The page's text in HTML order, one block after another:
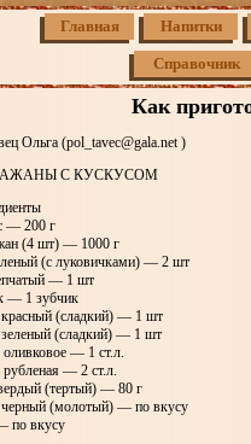
Главная Напитки
Справочник
Как
Ольга (pol_tavec@gala.net )
С КУСКУСОМ
— 200 г
(4 шт) — 1000 г
(с луковичками) — 2 шт
— 1 шт
— 1 зубчик
(сладкий) — 1 шт
(сладкий) — 1 шт
— 1 ст.л.
рубленая — 2 ст.л.
(тертый) — 80 г
(молотый) — по вкусу
по вкусу